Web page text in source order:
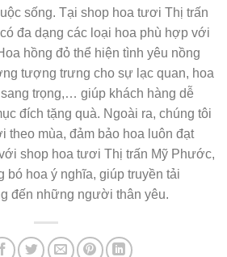
sống. Tại shop hoa tươi Thị trấn
đa dạng các loại hoa phù hợp với
hồng đỏ thể hiện tình yêu nồng
tượng trưng cho sự lạc quan, hoa
trọng,… giúp khách hàng dễ
đích tặng quà. Ngoài ra, chúng tôi
theo mùa, đảm bảo hoa luôn đạt
shop hoa tươi Thị trấn Mỹ Phước,
bó hoa ý nghĩa, giúp truyền tải
đến những người thân yêu.